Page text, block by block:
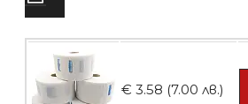
Четка за
€ 3.58 (7.00 лв.)